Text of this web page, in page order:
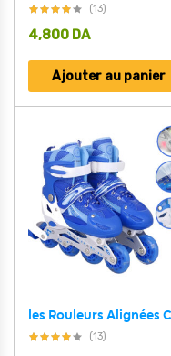
(13)
4,800 DA
Ajouter au panier
(13)